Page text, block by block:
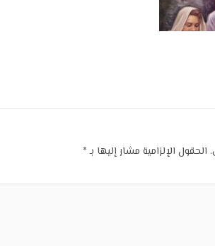
الحقول الإلزامية مشار إليها بـ*